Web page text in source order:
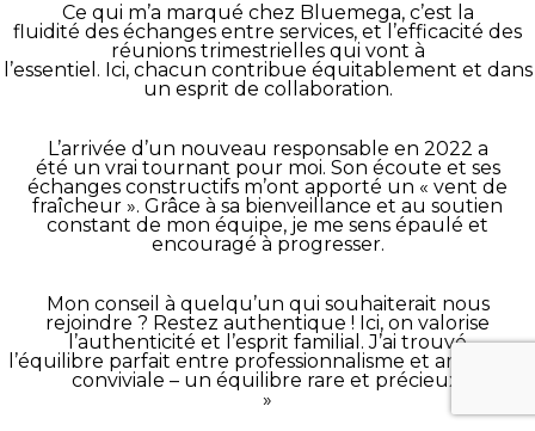
Ce qui m’a marqué chez Bluemega, c’est la
fluidité des échanges entre services, et l’efficacité des
réunions trimestrielles qui vont à
l’essentiel. Ici, chacun contribue équitablement et dans
un esprit de collaboration.
L’arrivée d’un nouveau responsable en 2022 a
été un vrai tournant pour moi. Son écoute et ses
échanges constructifs m’ont apporté un « vent de
fraîcheur ». Grâce à sa bienveillance et au soutien
constant de mon équipe, je me sens épaulé et
encouragé à progresser.
Mon conseil à quelqu’un qui souhaiterait nous
rejoindre ? Restez authentique ! Ici, on valorise
l’authenticité et l’esprit familial. J’ai trouvé
l’équilibre parfait entre professionnalisme et ambiance
conviviale – un équilibre rare et précieux.
»